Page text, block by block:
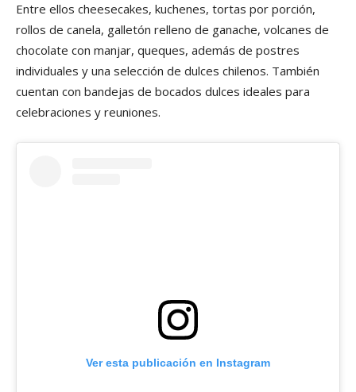
Entre ellos cheesecakes, kuchenes, tortas por porción,
rollos de canela, galletón relleno de ganache, volcanes de
chocolate con manjar, queques, además de postres
individuales y una selección de dulces chilenos. También
cuentan con bandejas de bocados dulces ideales para
celebraciones y reuniones.
Ver esta publicación en Instagram